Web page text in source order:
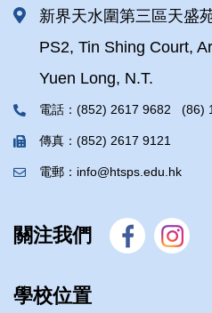
新界天水圍第三區天盛
PS2, Tin Shing Court,
Yuen Long, N.T.
電話：(852) 2617 9682 (86)
傳真：(852) 2617 9121
電郵：info@htsps.edu.hk
關注我們
學校位置